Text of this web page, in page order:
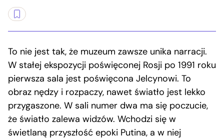
To nie jest tak, że muzeum zawsze unika narracji.
W stałej ekspozycji poświęconej Rosji po 1991 roku
pierwsza sala jest poświęcona Jelcynowi. To
obraz nędzy i rozpaczy, nawet światło jest lekko
przygaszone. W sali numer dwa ma się poczucie,
że światło zalewa widzów. Wchodzi się w
świetlaną przyszłość epoki Putina, a w niej